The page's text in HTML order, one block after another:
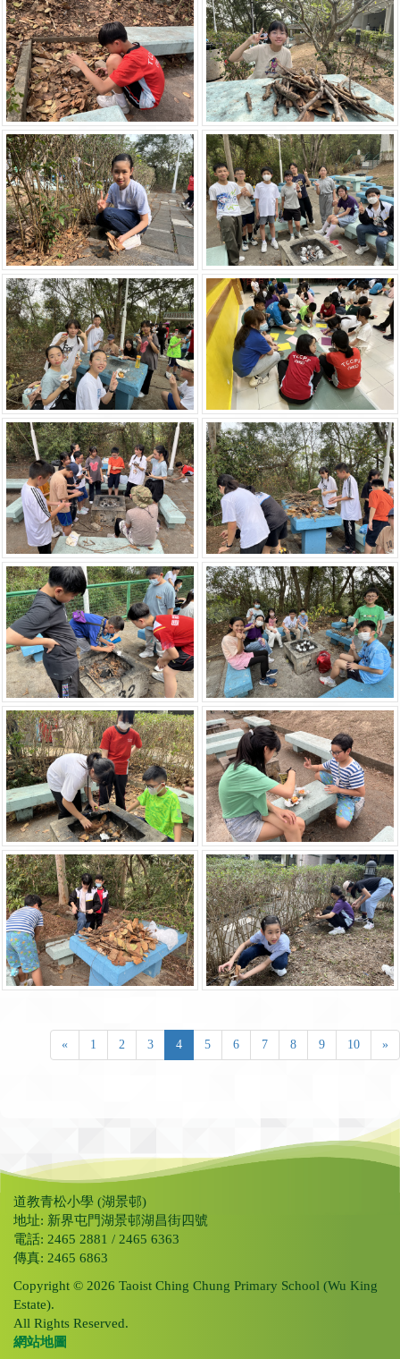
« 1 2 3 4 5 6 7 8 9 10 »
道教青松小學 (湖景邨)
地址: 新界屯門湖景邨湖昌街四號
電話: 2465 2881 / 2465 6363
傳真: 2465 6863
Copyright © 2026 Taoist Ching Chung Primary School (Wu King
Estate).
All Rights Reserved.
網站地圖